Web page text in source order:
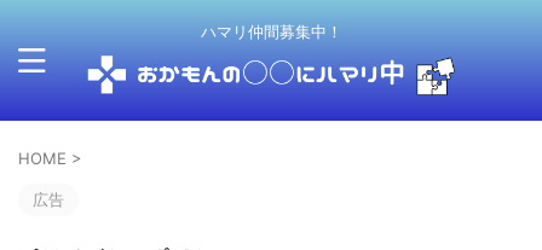
ハマリ仲間募集中！
HOME >
広告